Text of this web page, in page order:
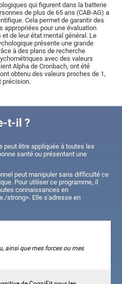
qui figurent dans la batterie
de plus de 65 ans (CAB-AG) a
Cela permet de garantir des
pour une évaluation
de leur état mental général. Le
présente une grande
à des plans de recherche
avec des valeurs
Alpha de Cronbach, ont été
obtenu des valeurs proches de 1,
précision.
t-il ?
peut être appliquée à toutes les
santé ou présentant une
peut manipuler sans difficulté ce
Pour utiliser ce programme, il
connaissances en
strong>. Elle s'adresse en
ainsi que mes forces ou mes